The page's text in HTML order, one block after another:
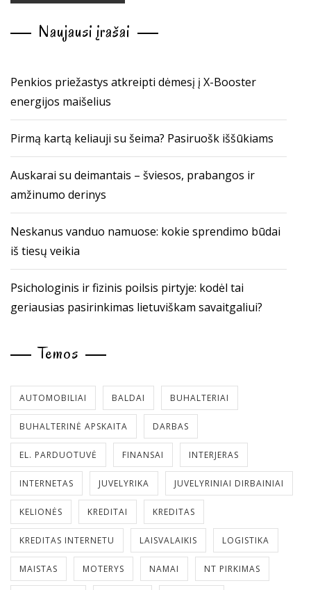
Naujausi įrašai
Penkios priežastys atkreipti dėmesį į X-Booster
energijos maišelius
Pirmą kartą keliauji su šeima? Pasiruošk iššūkiams
Auskarai su deimantais – šviesos, prabangos ir
amžinumo derinys
Neskanus vanduo namuose: kokie sprendimo būdai
iš tiesų veikia
Psichologinis ir fizinis poilsis pirtyje: kodėl tai
geriausias pasirinkimas lietuviškam savaitgaliui?
Temos
AUTOMOBILIAI BALDAI BUHALTERIAI
BUHALTERINĖ APSKAITA DARBAS
EL. PARDUOTUVĖ FINANSAI INTERJERAS
INTERNETAS JUVELYRIKA JUVELYRINIAI DIRBAINIAI
KELIONĖS KREDITAI KREDITAS
KREDITAS INTERNETU LAISVALAIKIS LOGISTIKA
MAISTAS MOTERYS NAMAI NT PIRKIMAS